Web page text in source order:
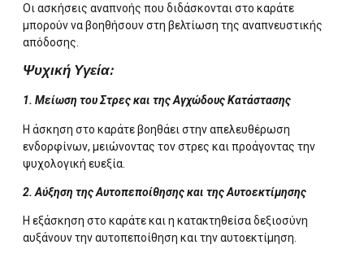
Οι ασκήσεις αναπνοής που διδάσκονται στο καράτε
μπορούν να βοηθήσουν στη βελτίωση της αναπνευστικής
απόδοσης.
Ψυχική Υγεία:
1. Μείωση του Στρες και της Αγχώδους Κατάστασης
Η άσκηση στο καράτε βοηθάει στην απελευθέρωση
ενδορφίνων, μειώνοντας τον στρες και προάγοντας την
ψυχολογική ευεξία.
2. Αύξηση της Αυτοπεποίθησης και της Αυτοεκτίμησης
Η εξάσκηση στο καράτε και η κατακτηθείσα δεξιοσύνη
αυξάνουν την αυτοπεποίθηση και την αυτοεκτίμηση.